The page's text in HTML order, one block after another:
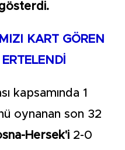
KART GÖREN
kapsamında 1
oynanan son 32
Hersek'i 2-0